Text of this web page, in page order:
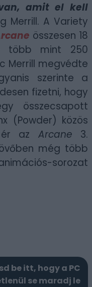
amit el kell
Merrill. A Variety
összesen 18
több mint 250
Merrill megvédte
szerinte a
fizetni, hogy
összecsapott
(Powder) közös
az Arcane 3.
még több
sorozat
be itt, hogy a PC
se maradj le